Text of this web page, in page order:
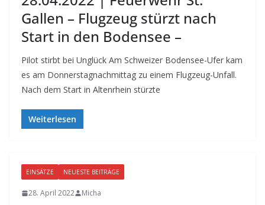
Gallen – Flugzeug stürzt nach
Start in den Bodensee –
Pilot stirbt bei Unglück Am Schweizer Bodensee-Ufer kam
es am Donnerstagnachmittag zu einem Flugzeug-Unfall.
Nach dem Start in Altenrhein stürzte
Weiterlesen
EINSÄTZE NEUESTE BEITRÄGE
28. April 2022 Micha